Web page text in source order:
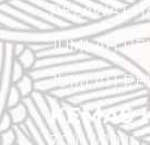
PELAWAT
JUMLAH
JUMLAH
KEMAS